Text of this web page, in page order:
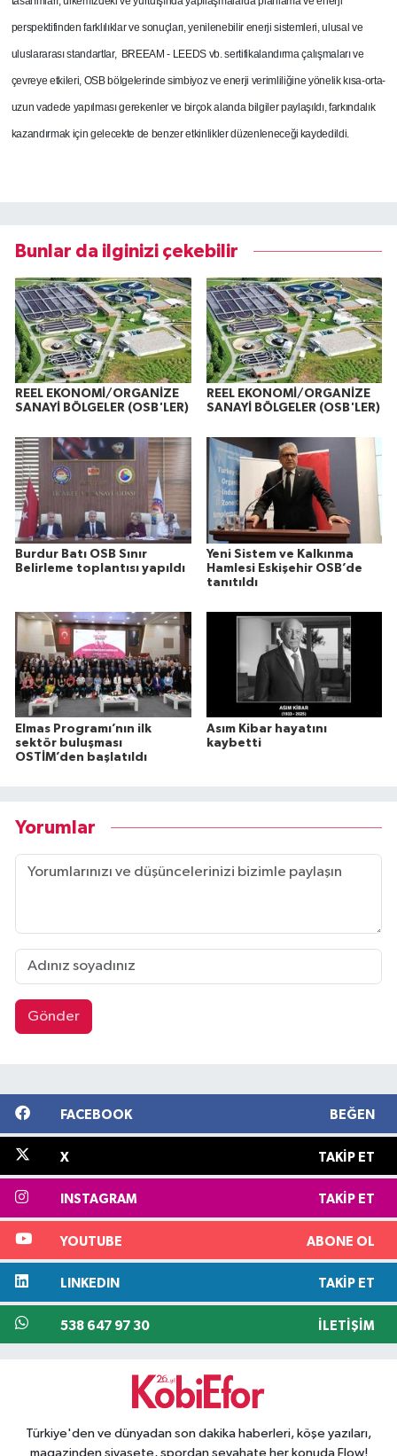
perspektifinden farklılıklar ve sonuçları, yenilenebilir enerji sistemleri, ulusal ve
uluslararası standartlar, BREEAM - LEEDS vb. sertifikalandırma çalışmaları ve
çevreye etkileri, OSB bölgelerinde simbiyoz ve enerji verimliliğine yönelik kısa-orta-
uzun vadede yapılması gerekenler ve birçok alanda bilgiler paylaşıldı, farkındalık
kazandırmak için gelecekte de benzer etkinlikler düzenleneceği kaydedildi.
Bunlar da ilginizi çekebilir
REEL EKONOMİ/ORGANİZE
SANAYİ BÖLGELER (OSB'LER)
REEL EKONOMİ/ORGANİZE
SANAYİ BÖLGELER (OSB'LER)
Burdur Batı OSB Sınır
Belirleme toplantısı yapıldı
Yeni Sistem ve Kalkınma
Hamlesi Eskişehir OSB’de
tanıtıldı
Elmas Programı’nın ilk
sektör buluşması
OSTİM’den başlatıldı
Asım Kibar hayatını
kaybetti
Yorumlar
Gönder
FACEBOOK BEĞEN
X TAKIP ET
INSTAGRAM TAKIP ET
YOUTUBE ABONE OL
LINKEDIN TAKIP ET
538 647 97 30 İLETIŞIM
Türkiye'den ve dünyadan son dakika haberleri, köşe yazıları,
magazinden siyasete, spordan seyahate her konuda Flow!